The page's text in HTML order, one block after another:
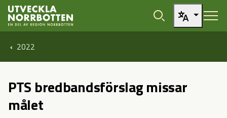
Öppna sidans huvudnavigering
Hoppa till sidans innehåll
2022
PTS bredbandsförslag missar
målet